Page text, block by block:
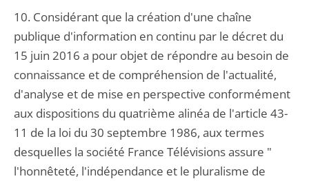
10. Considérant que la création d'une chaîne
publique d'information en continu par le décret du
15 juin 2016 a pour objet de répondre au besoin de
connaissance et de compréhension de l'actualité,
d'analyse et de mise en perspective conformément
aux dispositions du quatrième alinéa de l'article 43-
11 de la loi du 30 septembre 1986, aux termes
desquelles la société France Télévisions assure "
l'honnêteté, l'indépendance et le pluralisme de